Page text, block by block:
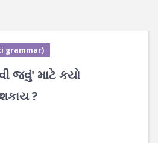
grammar)
જવું' માટે કયો
?